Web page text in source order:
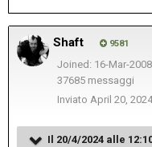
Shaft 9581
Joined: 16-Mar-2008
37685 messaggi
Inviato April 20, 2024
Il 20/4/2024 alle